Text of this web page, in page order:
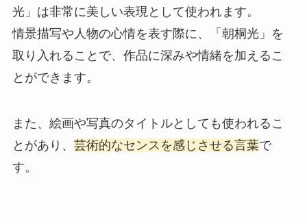
光」は非常に美しい表現として使われます。
情景描写や人物の心情を表す際に、「朝桐光」を
取り入れることで、作品に深みや情緒を加えるこ
とができます。
また、絵画や写真のタイトルとしても使われるこ
とがあり、 芸術的なセンスを感じさせる言葉で
す。